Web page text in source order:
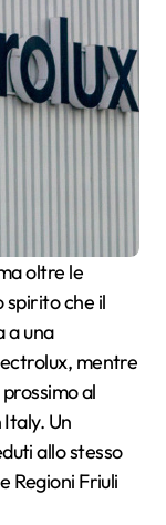
spirito che il
a una
mentre
al
Un
allo stesso
Regioni Friuli